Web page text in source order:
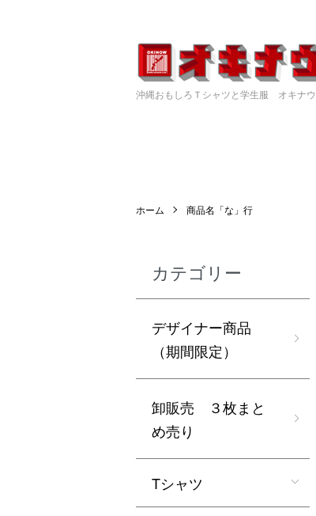
沖縄おもしろＴシャツと学生服 オキナウ
ホーム 商品名「な」行
カテゴリー
デザイナー商品
（期間限定）
卸販売 ３枚まと
め売り
Tシャツ